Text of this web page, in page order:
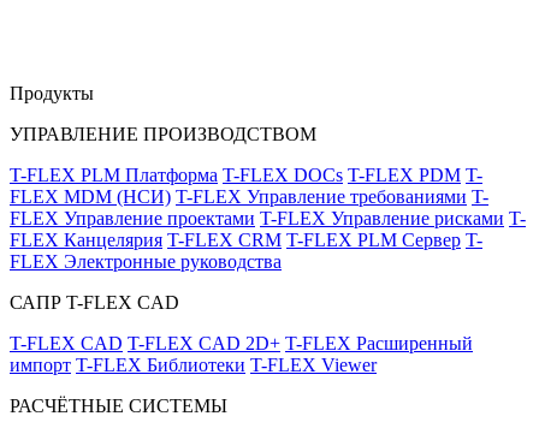
Продукты
УПРАВЛЕНИЕ ПРОИЗВОДСТВОМ
T-FLEX PLM Платформа T-FLEX DOCs T-FLEX PDM T-
FLEX MDM (НСИ) T-FLEX Управление требованиями T-
FLEX Управление проектами T-FLEX Управление рисками T-
FLEX Канцелярия T-FLEX CRM T-FLEX PLM Сервер T-
FLEX Электронные руководства
САПР T-FLEX CAD
T-FLEX CAD T-FLEX CAD 2D+ T-FLEX Расширенный
импорт T-FLEX Библиотеки T-FLEX Viewer
РАСЧЁТНЫЕ СИСТЕМЫ